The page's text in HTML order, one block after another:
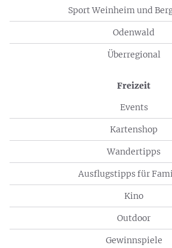
Sport Weinheim und
Odenwald
Überregional
Freizeit
Events
Kartenshop
Wandertipps
Ausflugstipps für
Kino
Outdoor
Gewinnspiele